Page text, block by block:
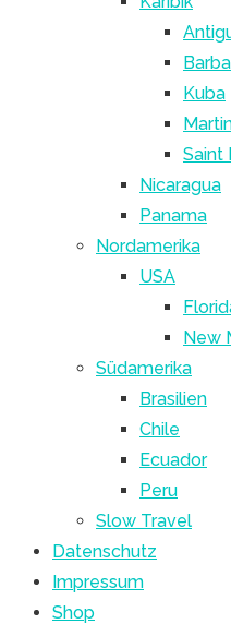
Kuba
Saint
Nicaragua
Panama
Nordamerika
USA
New
Südamerika
Brasilien
Chile
Ecuador
Peru
Slow Travel
Datenschutz
Impressum
Shop